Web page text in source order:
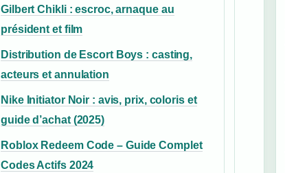
Gilbert Chikli : escroc, arnaque au
président et film
Distribution de Escort Boys : casting,
acteurs et annulation
Nike Initiator Noir : avis, prix, coloris et
guide d’achat (2025)
Roblox Redeem Code – Guide Complet
Codes Actifs 2024